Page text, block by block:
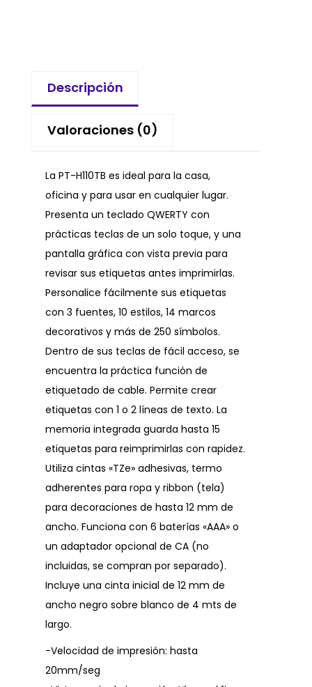
Descripción
Valoraciones (0)
La PT-H110TB es ideal para la casa,
oficina y para usar en cualquier lugar.
Presenta un teclado QWERTY con
prácticas teclas de un solo toque, y una
pantalla gráfica con vista previa para
revisar sus etiquetas antes imprimirlas.
Personalice fácilmente sus etiquetas
con 3 fuentes, 10 estilos, 14 marcos
decorativos y más de 250 símbolos.
Dentro de sus teclas de fácil acceso, se
encuentra la práctica función de
etiquetado de cable. Permite crear
etiquetas con 1 o 2 líneas de texto. La
memoria integrada guarda hasta 15
etiquetas para reimprimirlas con rapidez.
Utiliza cintas «TZe» adhesivas, termo
adherentes para ropa y ribbon (tela)
para decoraciones de hasta 12 mm de
ancho. Funciona con 6 baterías «AAA» o
un adaptador opcional de CA (no
incluidas, se compran por separado).
Incluye una cinta inicial de 12 mm de
ancho negro sobre blanco de 4 mts de
largo.
-Velocidad de impresión: hasta
20mm/seg